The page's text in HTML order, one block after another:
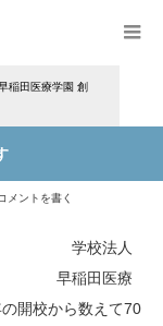
稲田医療学園 創
メントを書く
学校法人
早稲田医療
開校から数えて70